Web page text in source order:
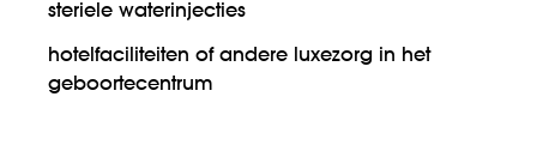
steriele waterinjecties
hotelfaciliteiten of andere luxezorg in het
geboortecentrum